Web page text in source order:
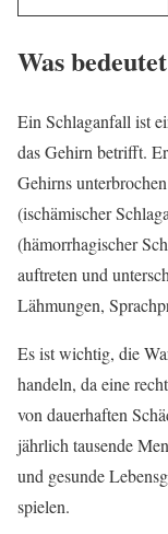
Was
Ein Schlaganfall ist
das Gehirn betrifft.
Gehirns
(ischämischer
(hämorrhagischer
auftreten und
Lähmungen,
Es ist wichtig, die
handeln, da eine
von dauerhaften
jährlich tausende
und gesunde
spielen.